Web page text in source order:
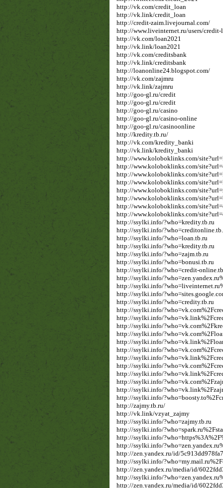
http://vk.com/credit_loan
http://vk.link/credit_loan
http://credit-zaim.livejournal.com/
http://www.liveinternet.ru/users/credit-
http://vk.com/loan2021
http://vk.link/loan2021
http://vk.com/creditsbank
http://vk.link/creditsbank
http://loanonline24.blogspot.com/
http://vk.com/zajmru
http://vk.link/zajmru
http://goo-gl.ru/credit
http://goo-gl.ru/credit
http://goo-gl.ru/casino
http://goo-gl.ru/casino-online
http://goo-gl.ru/casinoonline
http://kredity.tb.ru/
http://vk.com/kredity_banki
http://vk.link/kredity_banki
http://www.koloboklinks.com/
http://www.koloboklinks.com/
http://www.koloboklinks.com/
http://www.koloboklinks.com/
http://www.koloboklinks.com/
http://www.koloboklinks.com/
http://www.koloboklinks.com/
http://www.koloboklinks.com/
http://ssylki.info/?who=kredity.tb.ru
http://ssylki.info/
http://ssylki.info/?who=loan.tb.ru
http://ssylki.info/?who=kredity.tb.ru
http://ssylki.info/?who=zajm.tb.ru
http://ssylki.info/?who=bonusi.tb.ru
http://ssylki.info/?who=credit-
http://ssylki.info/
http://ssylki.info/
http://ssylki.info/
http://ssylki.info/?who=credity.tb.ru
http://ssylki.info/
http://ssylki.info/
http://ssylki.info/
http://ssylki.info/
http://ssylki.info/
http://ssylki.info/
http://ssylki.info/
http://ssylki.info/
http://ssylki.info/
http://ssylki.info/
http://ssylki.info/
http://ssylki.info/
http://zajmy.tb.ru/
http://vk.link/vzyat_zajmy
http://ssylki.info/?who=zajmy.tb.ru
http://ssylki.info/
http://ssylki.info/
http://ssylki.info/
http://zen.yandex.ru/id/
http://ssylki.info/
http://zen.yandex.ru/media/id/
http://ssylki.info/
http://zen.yandex.ru/media/id/